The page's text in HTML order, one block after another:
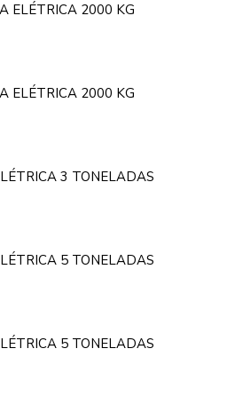
ELÉTRICA 2000 KG
ELÉTRICA 2000 KG
3 TONELADAS
5 TONELADAS
5 TONELADAS